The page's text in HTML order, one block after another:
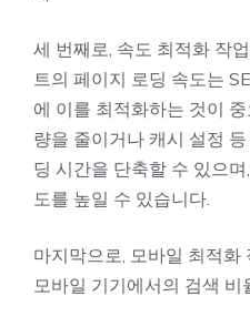
세 번째로, 속도 최적화 작
트의 페이지 로딩 속도는
에 이를 최적화하는 것이
량을 줄이거나 캐시 설정
딩 시간을 단축할 수 있으
도를 높일 수 있습니다.
마지막으로, 모바일 최적화
모바일 기기에서의 검색 비